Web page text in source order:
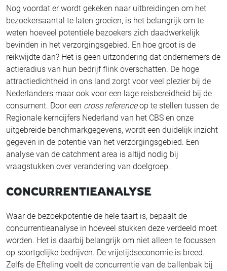
Nog voordat er wordt gekeken naar uitbreidingen om het
bezoekersaantal te laten groeien, is het belangrijk om te
weten hoeveel potentiële bezoekers zich daadwerkelijk
bevinden in het verzorgingsgebied. En hoe groot is de
reikwijdte dan? Het is geen uitzondering dat ondernemers de
actieradius van hun bedrijf flink overschatten. De hoge
attractiedichtheid in ons land zorgt voor veel plezier bij de
Nederlanders maar ook voor een lage reisbereidheid bij de
consument. Door een cross referenceop te stellen tussen de
Regionale kerncijfers Nederland van het CBS en onze
uitgebreide benchmarkgegevens, wordt een duidelijk inzicht
gegeven in de potentie van het verzorgingsgebied. Een
analyse van de catchment area is altijd nodig bij
vraagstukken over verandering van doelgroep.
CONCURRENTIEANALYSE
Waar de bezoekpotentie de hele taart is, bepaalt de
concurrentieanalyse in hoeveel stukken deze verdeeld moet
worden. Het is daarbij belangrijk om niet alleen te focussen
op soortgelijke bedrijven. De vrijetijdseconomie is breed.
Zelfs de Efteling voelt de concurrentie van de ballenbak bij